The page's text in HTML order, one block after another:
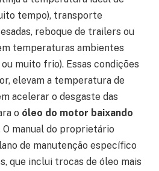
tempo), transporte
reboque de trailers ou
temperaturas ambientes
muito frio). Essas condições
elevam a temperatura de
acelerar o desgaste das
o óleo do motor baixando
manual do proprietário
de manutenção específico
que inclui trocas de óleo mais